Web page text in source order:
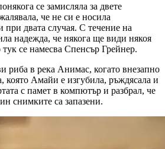
се замисляла за двете
че не си е носила
при двата случая. С течение на
надежда, че някога ще види някоя
се намесва Спенсър Грейнер.
риба в река Анимас, когато внезапно
която Амайи е изгубила, ръждясала и
с памет в компютър и разбрал, че
снимките са запазени.